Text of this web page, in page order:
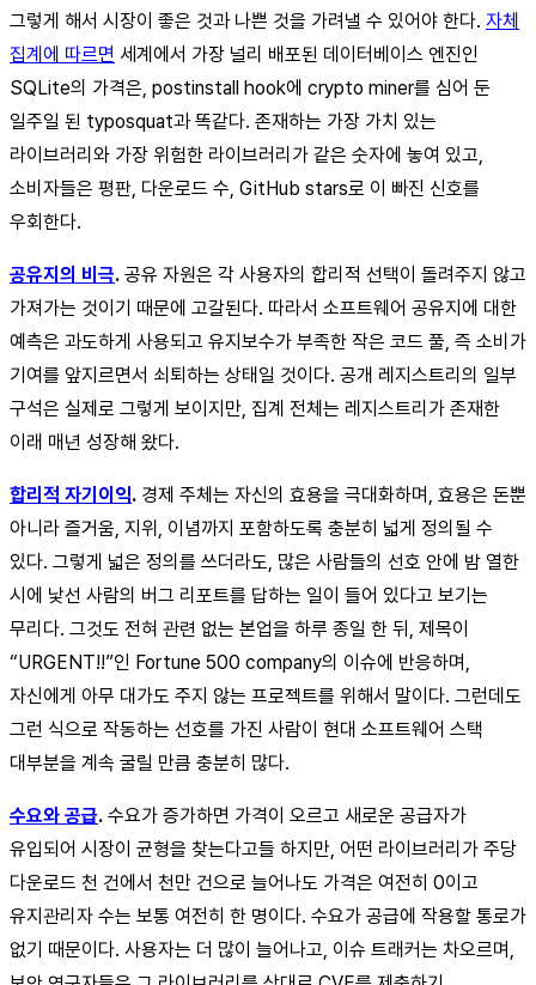
그렇게 해서 시장이 좋은 것과 나쁜 것을 가려낼 수 있어야 한다. 자체
집계에 따르면 세계에서 가장 널리 배포된 데이터베이스 엔진인
SQLite의 가격은, postinstall hook에 crypto miner를 심어 둔
일주일 된 typosquat과 똑같다. 존재하는 가장 가치 있는
라이브러리와 가장 위험한 라이브러리가 같은 숫자에 놓여 있고,
소비자들은 평판, 다운로드 수, GitHub stars로 이 빠진 신호를
우회한다.
공유지의 비극. 공유 자원은 각 사용자의 합리적 선택이 돌려주지 않고
가져가는 것이기 때문에 고갈된다. 따라서 소프트웨어 공유지에 대한
예측은 과도하게 사용되고 유지보수가 부족한 작은 코드 풀, 즉 소비가
기여를 앞지르면서 쇠퇴하는 상태일 것이다. 공개 레지스트리의 일부
구석은 실제로 그렇게 보이지만, 집계 전체는 레지스트리가 존재한
이래 매년 성장해 왔다.
합리적 자기이익. 경제 주체는 자신의 효용을 극대화하며, 효용은 돈뿐
아니라 즐거움, 지위, 이념까지 포함하도록 충분히 넓게 정의될 수
있다. 그렇게 넓은 정의를 쓰더라도, 많은 사람들의 선호 안에 밤 열한
시에 낯선 사람의 버그 리포트를 답하는 일이 들어 있다고 보기는
무리다. 그것도 전혀 관련 없는 본업을 하루 종일 한 뒤, 제목이
“URGENT!!”인 Fortune 500 company의 이슈에 반응하며,
자신에게 아무 대가도 주지 않는 프로젝트를 위해서 말이다. 그런데도
그런 식으로 작동하는 선호를 가진 사람이 현대 소프트웨어 스택
대부분을 계속 굴릴 만큼 충분히 많다.
수요와 공급. 수요가 증가하면 가격이 오르고 새로운 공급자가
유입되어 시장이 균형을 찾는다고들 하지만, 어떤 라이브러리가 주당
다운로드 천 건에서 천만 건으로 늘어나도 가격은 여전히 0이고
유지관리자 수는 보통 여전히 한 명이다. 수요가 공급에 작용할 통로가
없기 때문이다. 사용자는 더 많이 늘어나고, 이슈 트래커는 차오르며,